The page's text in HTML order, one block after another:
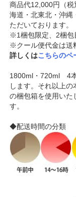
商品代12,000円（
海道・北東北・沖縄
ただいております。
※1梱包限定、2梱包
※クール便代金は送
詳しくはこちらのペ
1800ml・720ml 4
します。それ以上
の梱包箱を使用いた
す。
◆配送時間の分類